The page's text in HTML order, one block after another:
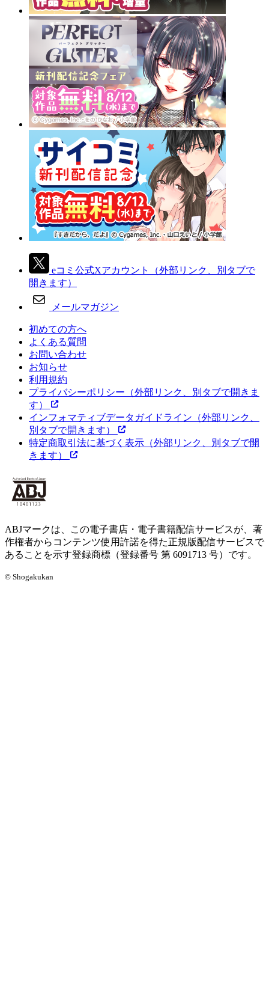
eコミ公式Xアカウント
（外部リンク、別タブで
開きます）
メールマガジン
初めての方へ
よくある質問
お問い合わせ
お知らせ
利用規約
プライバシーポリシー （外部リンク、別タブで開きま
す）
インフォマティブデータガイドライン （外部リンク、
別タブで開きます）
特定商取引法に基づく表示 （外部リンク、別タブで開
きます）
ABJマークは、この電子書店・電子書籍配信サービスが、著
作権者からコンテンツ使用許諾を得た正規版配信サービスで
あることを示す登録商標（登録番号 第 6091713 号）です。
© Shogakukan